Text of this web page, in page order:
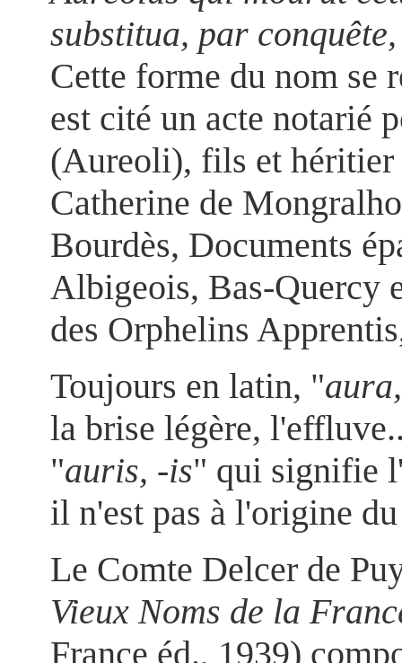
substitua, par
Cette forme du nom se
est cité un acte notarié
(Aureoli), fils et héritier
Catherine de
Bourdès, Documents
Albigeois, Bas-Quercy
des Orphelins
Toujours en latin, "
la brise légère,
"auris, -is" qui signifie
il n'est pas à l'origine
Le Comte Delcer de
Vieux Noms de la
France éd., 1939)